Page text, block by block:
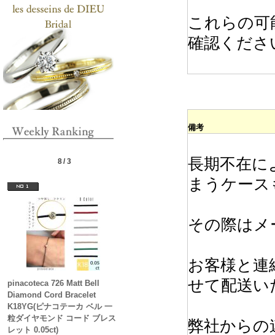
8/3
pinacoteca 726 Matt Bell
Diamond Cord Bracelet
K18YG(ピナコテーカ ベル 一
粒ダイヤモンド コード ブレス
レット 0.05ct)
これらの
確認くださ
備考
長期不在に
まうケー
その際は
お客様と連
せて配送い
弊社からの